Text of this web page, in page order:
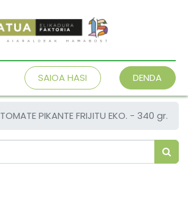
SAIOA HASI DENDA
TOMATE PIKANTE FRIJITU EKO. - 340 gr.